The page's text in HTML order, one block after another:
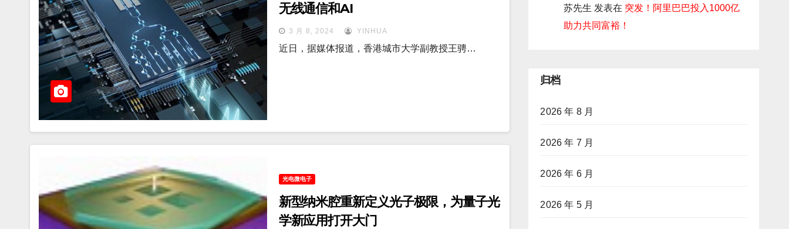
无线通信和AI
3 月 8, 2024 YINHUA
近日，据媒体报道，香港城市大学副教授王骋…
光电微电子
新型纳米腔重新定义光子极限，为量子光
学新应用打开大门
苏先生 发表在 突发！阿里巴巴投入1000亿
助力共同富裕！
归档
2026 年 8 月
2026 年 7 月
2026 年 6 月
2026 年 5 月